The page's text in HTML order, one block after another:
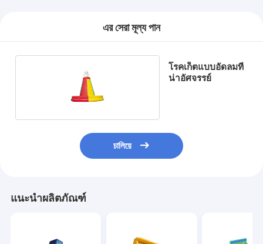
এর সেরা মূল্য পান
โรคเก็ตแบบอัดลมที่
น่าอัศจรรย์
চালিয়ে
แนะนำผลิตภัณฑ์